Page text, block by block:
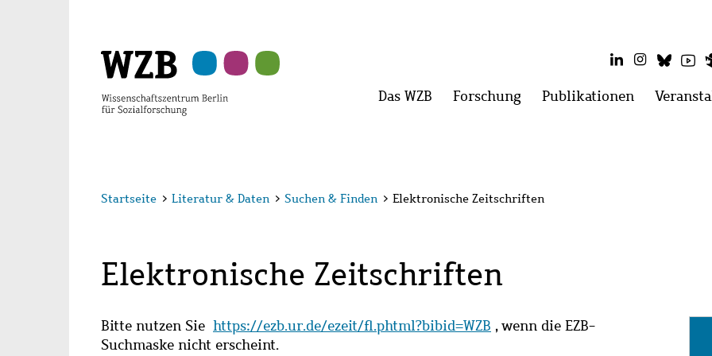
LinkedInInstagram
Hauptmenü
Das WZB Menü
Forschung Menü
Publikationen Menü
Startseite > Literatur & Daten > Suchen & Finden > Elektronische Zeitschriften
Elektronische Zeitschriften
Bitte nutzen Sie https://ezb.ur.de/ezeit/fl.phtml?bibid=WZB , wenn die EZB-
Suchmaske nicht erscheint.